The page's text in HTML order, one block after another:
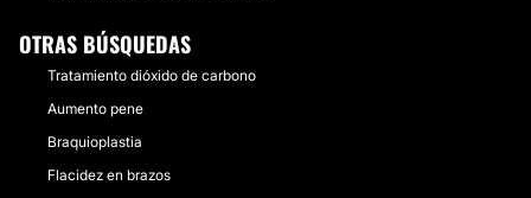
OTRAS BÚSQUEDAS
Tratamiento dióxido de carbono
Aumento pene
Braquioplastia
Flacidez en brazos